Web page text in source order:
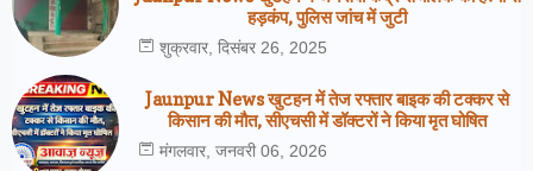
हड़कंप, पुलिस जांच में जुटी
शुक्रवार, दिसंबर 26, 2025
Jaunpur News खुटहन में तेज रफ्तार बाइक की टक्कर से
किसान की मौत, सीएचसी में डॉक्टरों ने किया मृत घोषित
मंगलवार, जनवरी 06, 2026